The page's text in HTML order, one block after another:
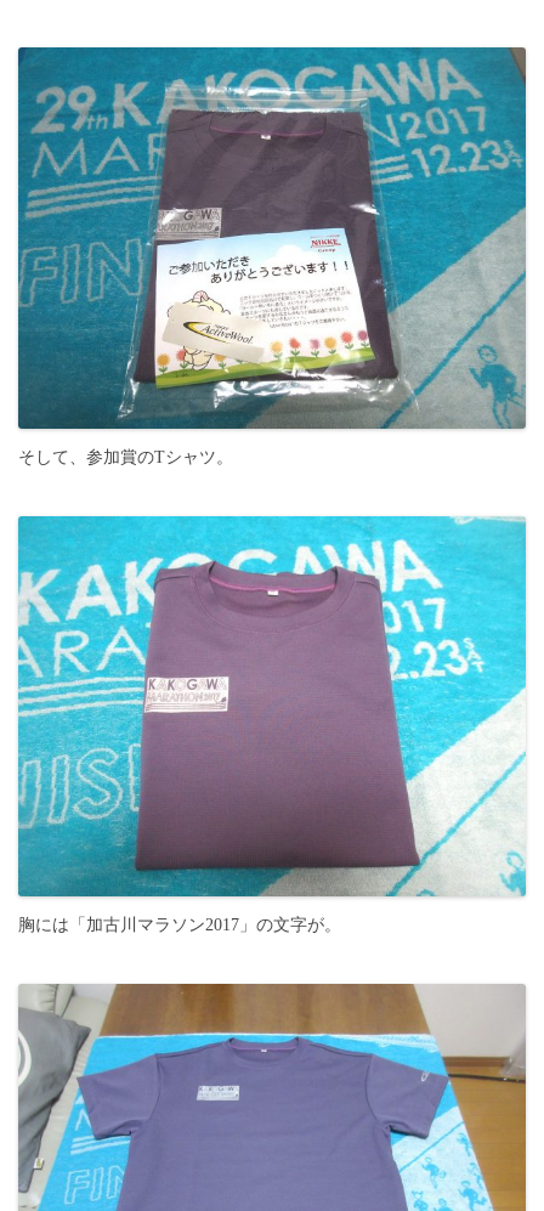
そして、参加賞のTシャツ。
胸には「加古川マラソン2017」の文字が。